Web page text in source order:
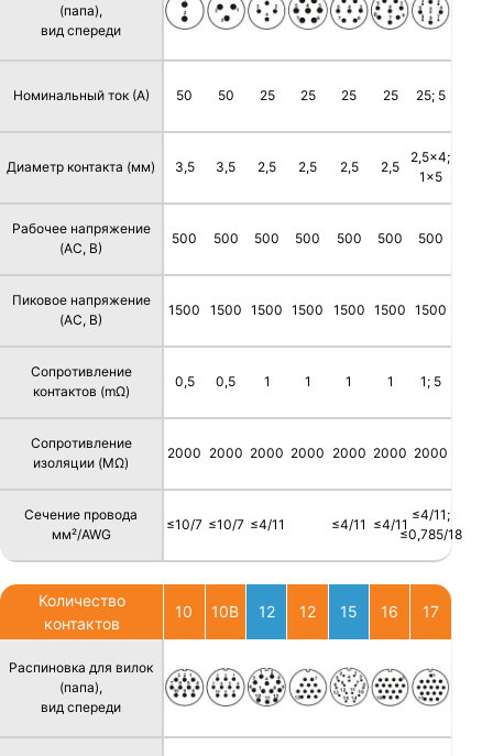
(папа),
вид спереди
Номинальный ток (А)
Диаметр контакта (мм)
Рабочее напряжение
(AC, В)
Пиковое напряжение
(AC, В)
Сопротивление
контактов (mΩ)
Сопротивление
изоляции (MΩ)
Сечение провода
мм²/AWG
50
3,5
500
1500
0,5
2000
≤10/7
50
3,5
500
1500
0,5
2000
≤10/7
25
2,5
500
1500
1
2000
≤4/11
25
2,5
500
1500
1
2000
25
2,5
500
1500
1
2000
≤4/11
25
2,5
500
1500
1
2000
≤4/11
25; 5
2,5x4;
1x5
500
1500
1; 5
2000
≤4/11;
≤0,785/18
Количество
контактов
Распиновка для вилок
(папа),
вид спереди
10 10B 12 12 15 16 17